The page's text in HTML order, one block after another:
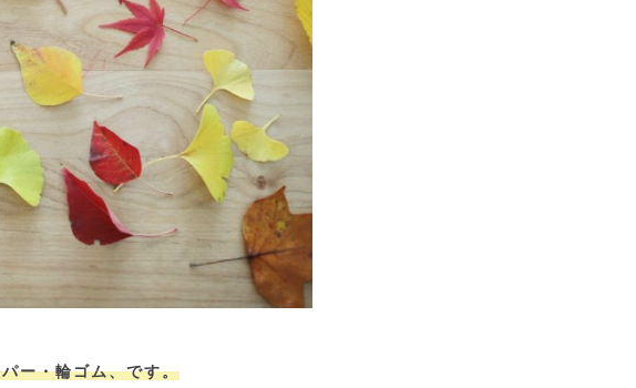
ー・輪ゴム、です。